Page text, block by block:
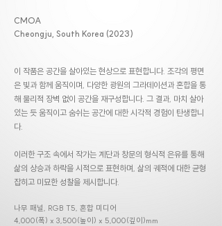
CMOA
Cheongju, South Korea (2023)
이 작품은 공간을 살아있는 현상으로 표현합니다. 조각의 평면
은 빛과 함께 움직이며, 다양한 광원의 그라데이션과 혼합을 통
해 물리적 장벽 없이 공간을 재구성합니다. 그 결과, 마치 살아
있는 듯 움직이고 숨쉬는 공간에 대한 시각적 경험이 탄생합니
다.
이러한 구조 속에서 작가는 계단과 창문의 형식적 은유를 통해
삶의 상승과 하락을 시적으로 표현하며, 삶의 궤적에 대한 균형
잡히고 미묘한 성찰을 제시합니다.
나무 패널, RGB T5, 혼합 미디어
4,000(폭) x 3,500(높이) x 5,000(깊이)mm